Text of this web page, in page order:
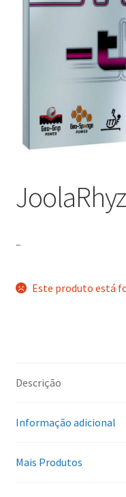
–
Este produto está
Descrição
Informação adicional
Mais Produtos